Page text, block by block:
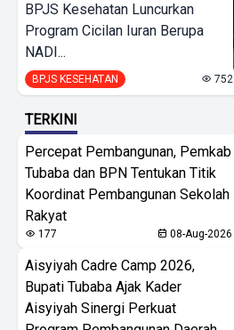
BPJS Kesehatan Luncurkan
Program Cicilan Iuran Berupa
NADI...
BPJS KESEHATAN 752
TERKINI
Percepat Pembangunan, Pemkab
Tubaba dan BPN Tentukan Titik
Koordinat Pembangunan Sekolah
Rakyat
177 08-Aug-2026
Aisyiyah Cadre Camp 2026,
Bupati Tubaba Ajak Kader
Aisyiyah Sinergi Perkuat